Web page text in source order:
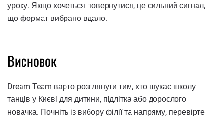
уроку. Якщо хочеться повернутися, це сильний сигнал,
що формат вибрано вдало.
Висновок
Dream Team варто розглянути тим, хто шукає школу
танців у Києві для дитини, підлітка або дорослого
новачка. Почніть із вибору філії та напряму, перевірте